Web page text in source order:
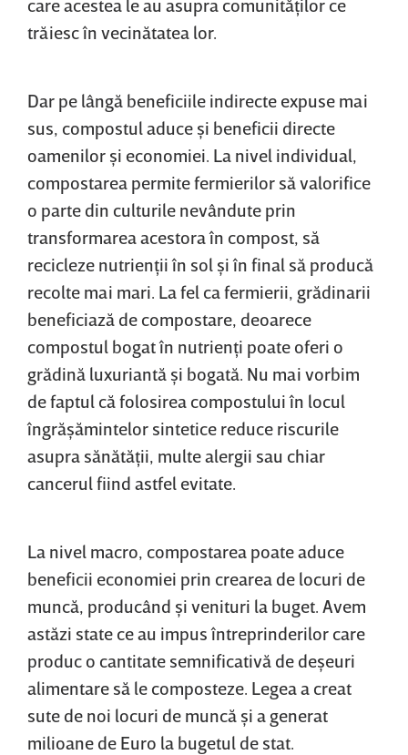
care acestea le au asupra comunităţilor ce
trăiesc în vecinătatea lor.
Dar pe lângă beneficiile indirecte expuse mai
sus, compostul aduce şi beneficii directe
oamenilor şi economiei. La nivel individual,
compostarea permite fermierilor să valorifice
o parte din culturile nevândute prin
transformarea acestora în compost, să
recicleze nutrienţii în sol şi în final să producă
recolte mai mari. La fel ca fermierii, grădinarii
beneficiază de compostare, deoarece
compostul bogat în nutrienţi poate oferi o
grădină luxuriantă şi bogată. Nu mai vorbim
de faptul că folosirea compostului în locul
îngrăşămintelor sintetice reduce riscurile
asupra sănătăţii, multe alergii sau chiar
cancerul fiind astfel evitate.
La nivel macro, compostarea poate aduce
beneficii economiei prin crearea de locuri de
muncă, producând şi venituri la buget. Avem
astăzi state ce au impus întreprinderilor care
produc o cantitate semnificativă de deşeuri
alimentare să le composteze. Legea a creat
sute de noi locuri de muncă şi a generat
milioane de Euro la bugetul de stat.